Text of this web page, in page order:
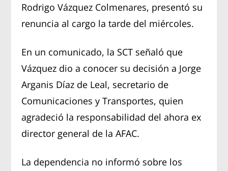
Rodrigo Vázquez Colmenares, presentó su
renuncia al cargo la tarde del miércoles.
En un comunicado, la SCT señaló que
Vázquez dio a conocer su decisión a Jorge
Arganis Díaz de Leal, secretario de
Comunicaciones y Transportes, quien
agradeció la responsabilidad del ahora ex
director general de la AFAC.
La dependencia no informó sobre los